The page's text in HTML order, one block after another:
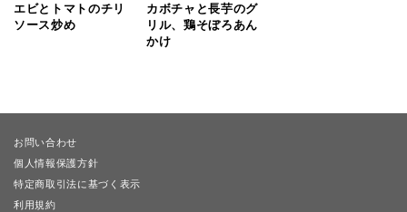
エビとトマトのチリ
ソース炒め
カボチャと長芋のグ
リル、鶏そぼろあん
かけ
お問い合わせ
個人情報保護方針
特定商取引法に基づく表示
利用規約